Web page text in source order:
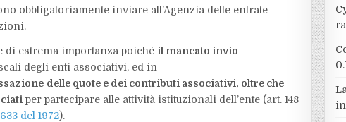
obbligatoriamente inviare all’Agenzia delle entrate
di estrema importanza poiché il mancato invio
degli enti associativi, ed in
delle quote e dei contributi associativi, oltre che
per partecipare alle attività istituzionali dell’ente (art. 148
del 1972).